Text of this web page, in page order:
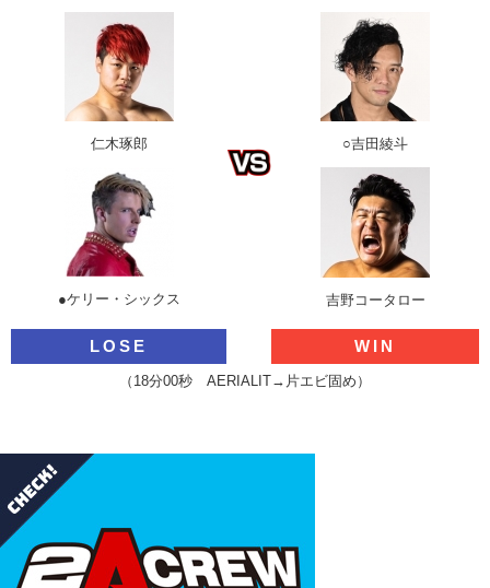
仁木琢郎
●ケリー・シックス
○吉田綾斗
吉野コータロー
LOSE WIN
（18分00秒 AERIALIT→片エビ固め）